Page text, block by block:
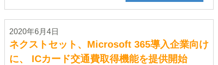
2020年6月4日
ネクストセット、Microsoft 365導入企業向け
に、 ICカード交通費取得機能を提供開始